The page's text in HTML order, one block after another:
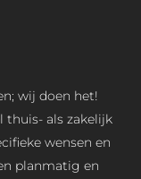
wij doen het!
thuis- als zakelijk
wensen en
planmatig en